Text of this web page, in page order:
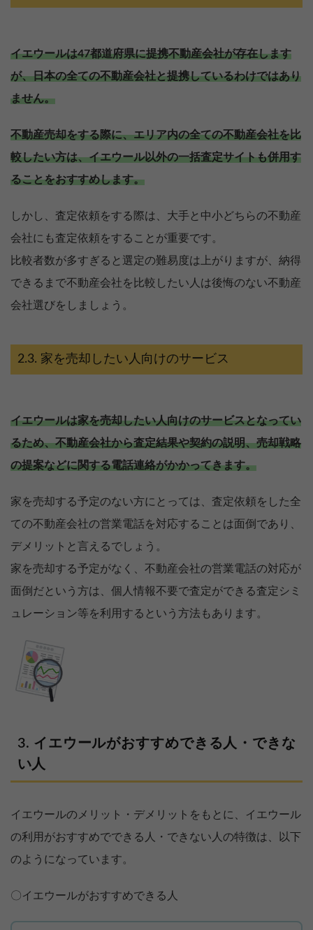
イエウールは47都道府県に提携不動産会社が存在します
が、日本の全ての不動産会社と提携しているわけではあり
ません。
不動産売却をする際に、エリア内の全ての不動産会社を比
較したい方は、イエウール以外の一括査定サイトも併用す
ることをおすすめします。
しかし、査定依頼をする際は、大手と中小どちらの不動産
会社にも査定依頼をすることが重要です。
比較者数が多すぎると選定の難易度は上がりますが、納得
できるまで不動産会社を比較したい人は後悔のない不動産
会社選びをしましょう。
家を売却したい人向けのサービス
イエウールは家を売却したい人向けのサービスとなってい
るため、不動産会社から査定結果や契約の説明、売却戦略
の提案などに関する電話連絡がかかってきます。
家を売却する予定のない方にとっては、査定依頼をした全
ての不動産会社の営業電話を対応することは面倒であり、
デメリットと言えるでしょう。
家を売却する予定がなく、不動産会社の営業電話の対応が
面倒だという方は、個人情報不要で査定ができる査定シミ
ュレーション等を利用するという方法もあります。
イエウールがおすすめできる人・できな
い人
イエウールのメリット・デメリットをもとに、イエウール
の利用がおすすめでできる人・できない人の特徴は、以下
のようになっています。
〇イエウールがおすすめできる人